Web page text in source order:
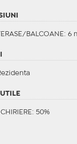
BALCOANE: 6
50%